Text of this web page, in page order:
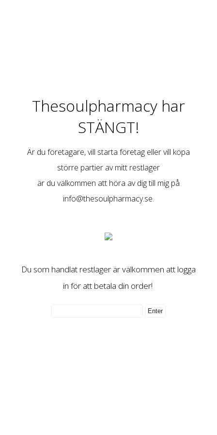
Thesoulpharmacy har
STÄNGT!
Är du företagare, vill starta företag eller vill köpa
större partier av mitt restlager
är du välkommen att höra av dig till mig på
info@thesoulpharmacy.se.
Du som handlat restlager är välkommen att logga
in för att betala din order!